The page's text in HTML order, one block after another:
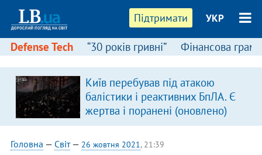
Підтримати УКР
Defense Tech “30 років гривні” Фінансова
Київ перебував під атакою
балістики і реактивних БпЛА. Є
жертва і поранені (оновлено)
Головна — Світ— 26 жовтня 2021, 21:39